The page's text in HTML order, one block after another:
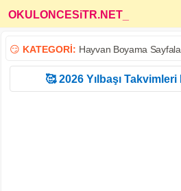
OKULONCESiTR.NET
😏 KATEGORİ: Hayvan Boyama
🥰 2026 Yılbaşı Takvimleri